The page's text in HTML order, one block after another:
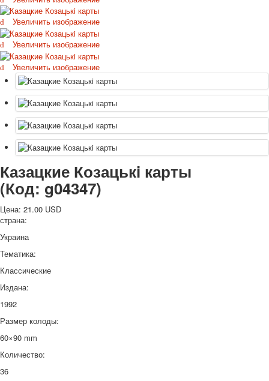
Октябрьская революция
С рождеством
Пасха
9 мая - день победы
Разные пожелания
1 сентября школа
Приглашение
Новости
Новости карточных колод
Новости открыток
О сайте
Наше видео
доставка
Увеличить изображение
Увеличить изображение
Увеличить изображение
Казацкие Козацькi карты
(Код:g04347)
Цена: 21.00 USD
страна:
Украина
Тематика:
Классические
Издана:
1992
Размер колоды:
60×90 mm
Количество:
36